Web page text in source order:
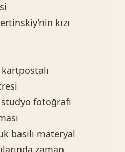
kızı
fotoğrafı
basılı materyal
zaman